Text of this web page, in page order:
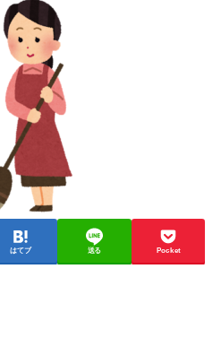
はてブ 送る Pocket